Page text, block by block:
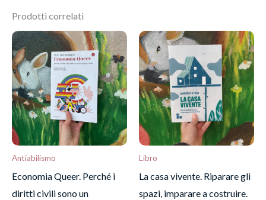
Recensisci per primo
“FRANKISSSTEIN”
Devi effettuare l’accessoper pubblicare una
recensione.
Prodotti correlati
Antiabilismo
Economia Queer. Perché i
diritti civili sono un
Libro
La casa vivente. Riparare gli
spazi, imparare a costruire.